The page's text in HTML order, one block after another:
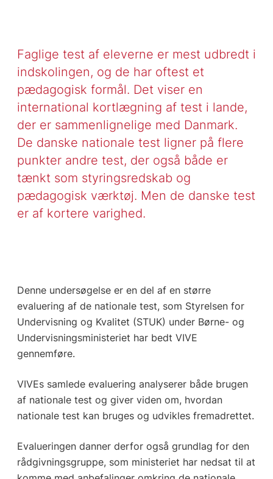
Faglige test af eleverne er mest udbredt i
indskolingen, og de har oftest et
pædagogisk formål. Det viser en
international kortlægning af test i lande,
der er sammenlignelige med Danmark.
De danske nationale test ligner på flere
punkter andre test, der også både er
tænkt som styringsredskab og
pædagogisk værktøj. Men de danske test
er af kortere varighed.
Denne undersøgelse er en del af en større
evaluering af de nationale test, som Styrelsen for
Undervisning og Kvalitet (STUK) under Børne- og
Undervisningsministeriet har bedt VIVE
gennemføre.
VIVEs samlede evaluering analyserer både brugen
af nationale test og giver viden om, hvordan
nationale test kan bruges og udvikles fremadrettet.
Evalueringen danner derfor også grundlag for den
rådgivningsgruppe, som ministeriet har nedsat til at